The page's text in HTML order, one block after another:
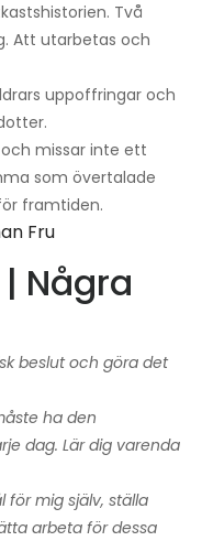
Två
Att utarbetas och
uppoffringar och
missar inte ett
som övertalade
framtiden.
Fru
Några
beslut och göra det
ha den
dag. Lär dig varenda
för mig själv, ställa
arbeta för dessa